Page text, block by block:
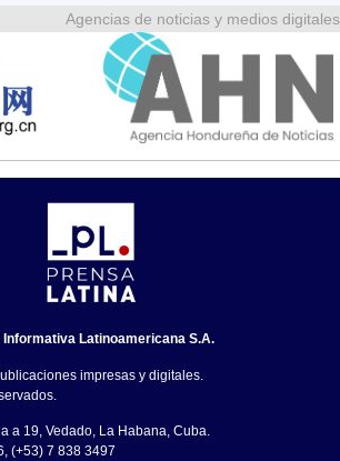
Agencias de noticias y medios digitales
Latinoamericana S.A.
impresas y digitales.
a 19, Vedado, La Habana, Cuba.
(+53) 7 838 3497